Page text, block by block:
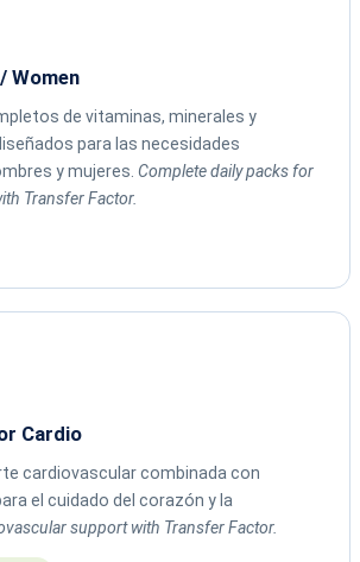
Women
de vitaminas, minerales y
para las necesidades
y mujeres. Complete daily packs for
Transfer Factor.
Cardio
cardiovascular combinada con
el cuidado del corazón y la
support with Transfer Factor.